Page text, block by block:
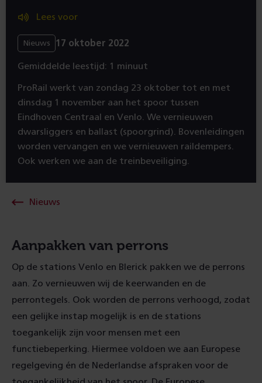
Lees voor
Nieuws 17 oktober 2022
Gemiddelde leestijd: 1 minuut
ProRail werkt van zondag 23 oktober tot en met
dinsdag 1 november aan het spoor tussen
Eindhoven Centraal en Venlo. We vernieuwen
dwarsliggers en ballast (spoorgrind). Bovenleidingen
worden vervangen en we vernieuwen raildempers.
Ook werken we aan de treinbeveiliging.
Nieuws
Aanpakken van perrons
Op de stations Venlo en Blerick pakken we de perrons
aan. Zo vernieuwen wij de keerwanden en de
perrontegels. Ook worden de perrons verhoogd, zodat
een gelijke instap mogelijk is en de stations
toegankelijk zijn voor mensen met een
functiebeperking. Hiermee voldoen we aan Europese
regelgeving én de Nederlandse afspraken voor de